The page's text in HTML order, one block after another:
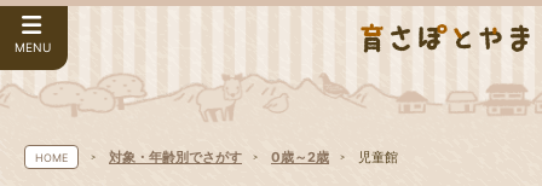
MENU
HOME 対象・年齢別でさがす 0歳～2歳 児童館